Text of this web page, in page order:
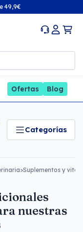
49,9€
Ofertas Blog
Categorías
>Suplementos y
nuestras